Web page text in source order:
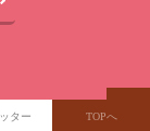
ター TOPへ